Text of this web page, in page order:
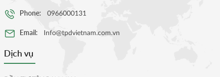
Phone: 0966000131
Email: Info@tpdvietnam.com.vn
Dịch vụ